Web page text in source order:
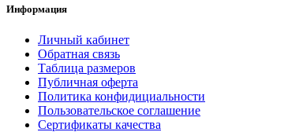
Информация
Личный кабинет
Обратная связь
Таблица размеров
Публичная оферта
Политика конфидициальности
Пользовательское соглашение
Сертификаты качества